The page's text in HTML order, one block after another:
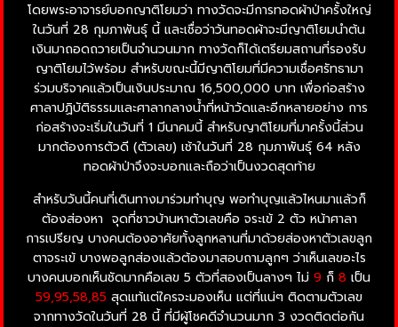
โดยพระอาจารย์บอกญาติโยมว่า ทางวัดจะมีการทอดผ้าป่าครั้งใหญ่
ในวันที่ 28 กุมภาพันธุ์ นี้ และเชื่อว่าวันทอดผ้าจะมีญาติโยมนำต้น
เงินมาถอดถวายเป็นจำนวนมาก ทางวัดก็ได้เตรียมสถานที่รองรับ
ญาติโยมไว้พร้อม สำหรับขณะนี้มีญาติโยมที่มีความเชื่อศรัทธามา
ร่วมบริจาคแล้วเป็นเงินประมาณ 16,500,000 บาท เพื่อก่อสร้าง
ศาลาปฏิบัติธรรมและศาลากลางน้ำที่หน้าวัดและอีกหลายอย่าง การ
ก่อสร้างจะเริ่มในวันที่ 1 มีนาคมนี้ สำหรับญาติโยมที่มาครั้งนี้ส่วน
มากต้องการตัวดี (ตัวเลข) เช้าในวันที่ 28 กุมภาพันธุ์ 64 หลัง
ทอดผ้าป่าจึงจะบอกและถือว่าเป็นงวดสุดท้าย
สำหรับวันนี้คนที่เดินทางมาร่วมทำบุญ พอทำบุญแล้วไหนมาแล้วก็
ต้องส่องหา จุดที่ชาวบ้านหาตัวเลขคือ จระเข้ 2 ตัว หน้าศาลา
การเปรียญ บางคนต้องอาศัยทั้งลูกหลานที่มาด้วยส่องหาตัวเลขลูก
ตาจระเข้ บางพอลูกส่องแล้วต้องมาสอบถามลูกๆ ว่าเห็นเลขอะไร
บางคนบอกเห็นชัดมากคือเลข 5 ตัวที่สองเป็นลางๆ ไม่ 9 ก็ 8 เป็น
59,95,58,85 สุดแท้แต่ใครจะมองเห็น แต่ที่แน่ๆ ติดตามตัวเลข
จากทางวัดในวันที่ 28 นี้ ที่มีผู้โชคดีจำนวนมาก 3 งวดติดต่อกัน